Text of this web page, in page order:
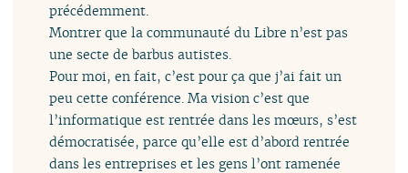
précédemment.
Montrer que la communauté du Libre n’est pas
une secte de barbus autistes.
Pour moi, en fait, c’est pour ça que j’ai fait un
peu cette conférence. Ma vision c’est que
l’informatique est rentrée dans les mœurs, s’est
démocratisée, parce qu’elle est d’abord rentrée
dans les entreprises et les gens l’ont ramenée